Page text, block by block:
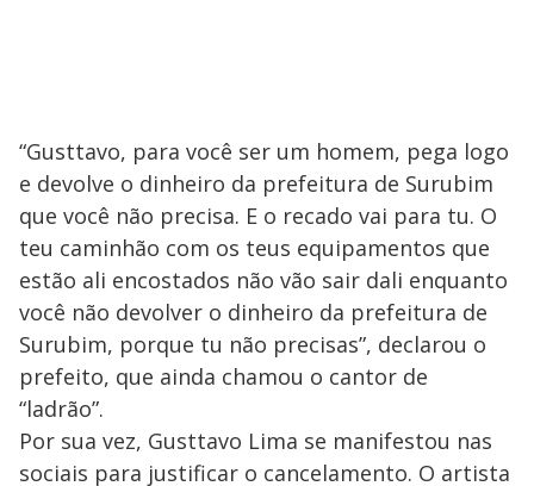
“Gusttavo, para você ser um homem, pega logo
e devolve o dinheiro da prefeitura de Surubim
que você não precisa. E o recado vai para tu. O
teu caminhão com os teus equipamentos que
estão ali encostados não vão sair dali enquanto
você não devolver o dinheiro da prefeitura de
Surubim, porque tu não precisas”, declarou o
prefeito, que ainda chamou o cantor de
“ladrão”.
Por sua vez, Gusttavo Lima se manifestou nas
sociais para justificar o cancelamento. O artista